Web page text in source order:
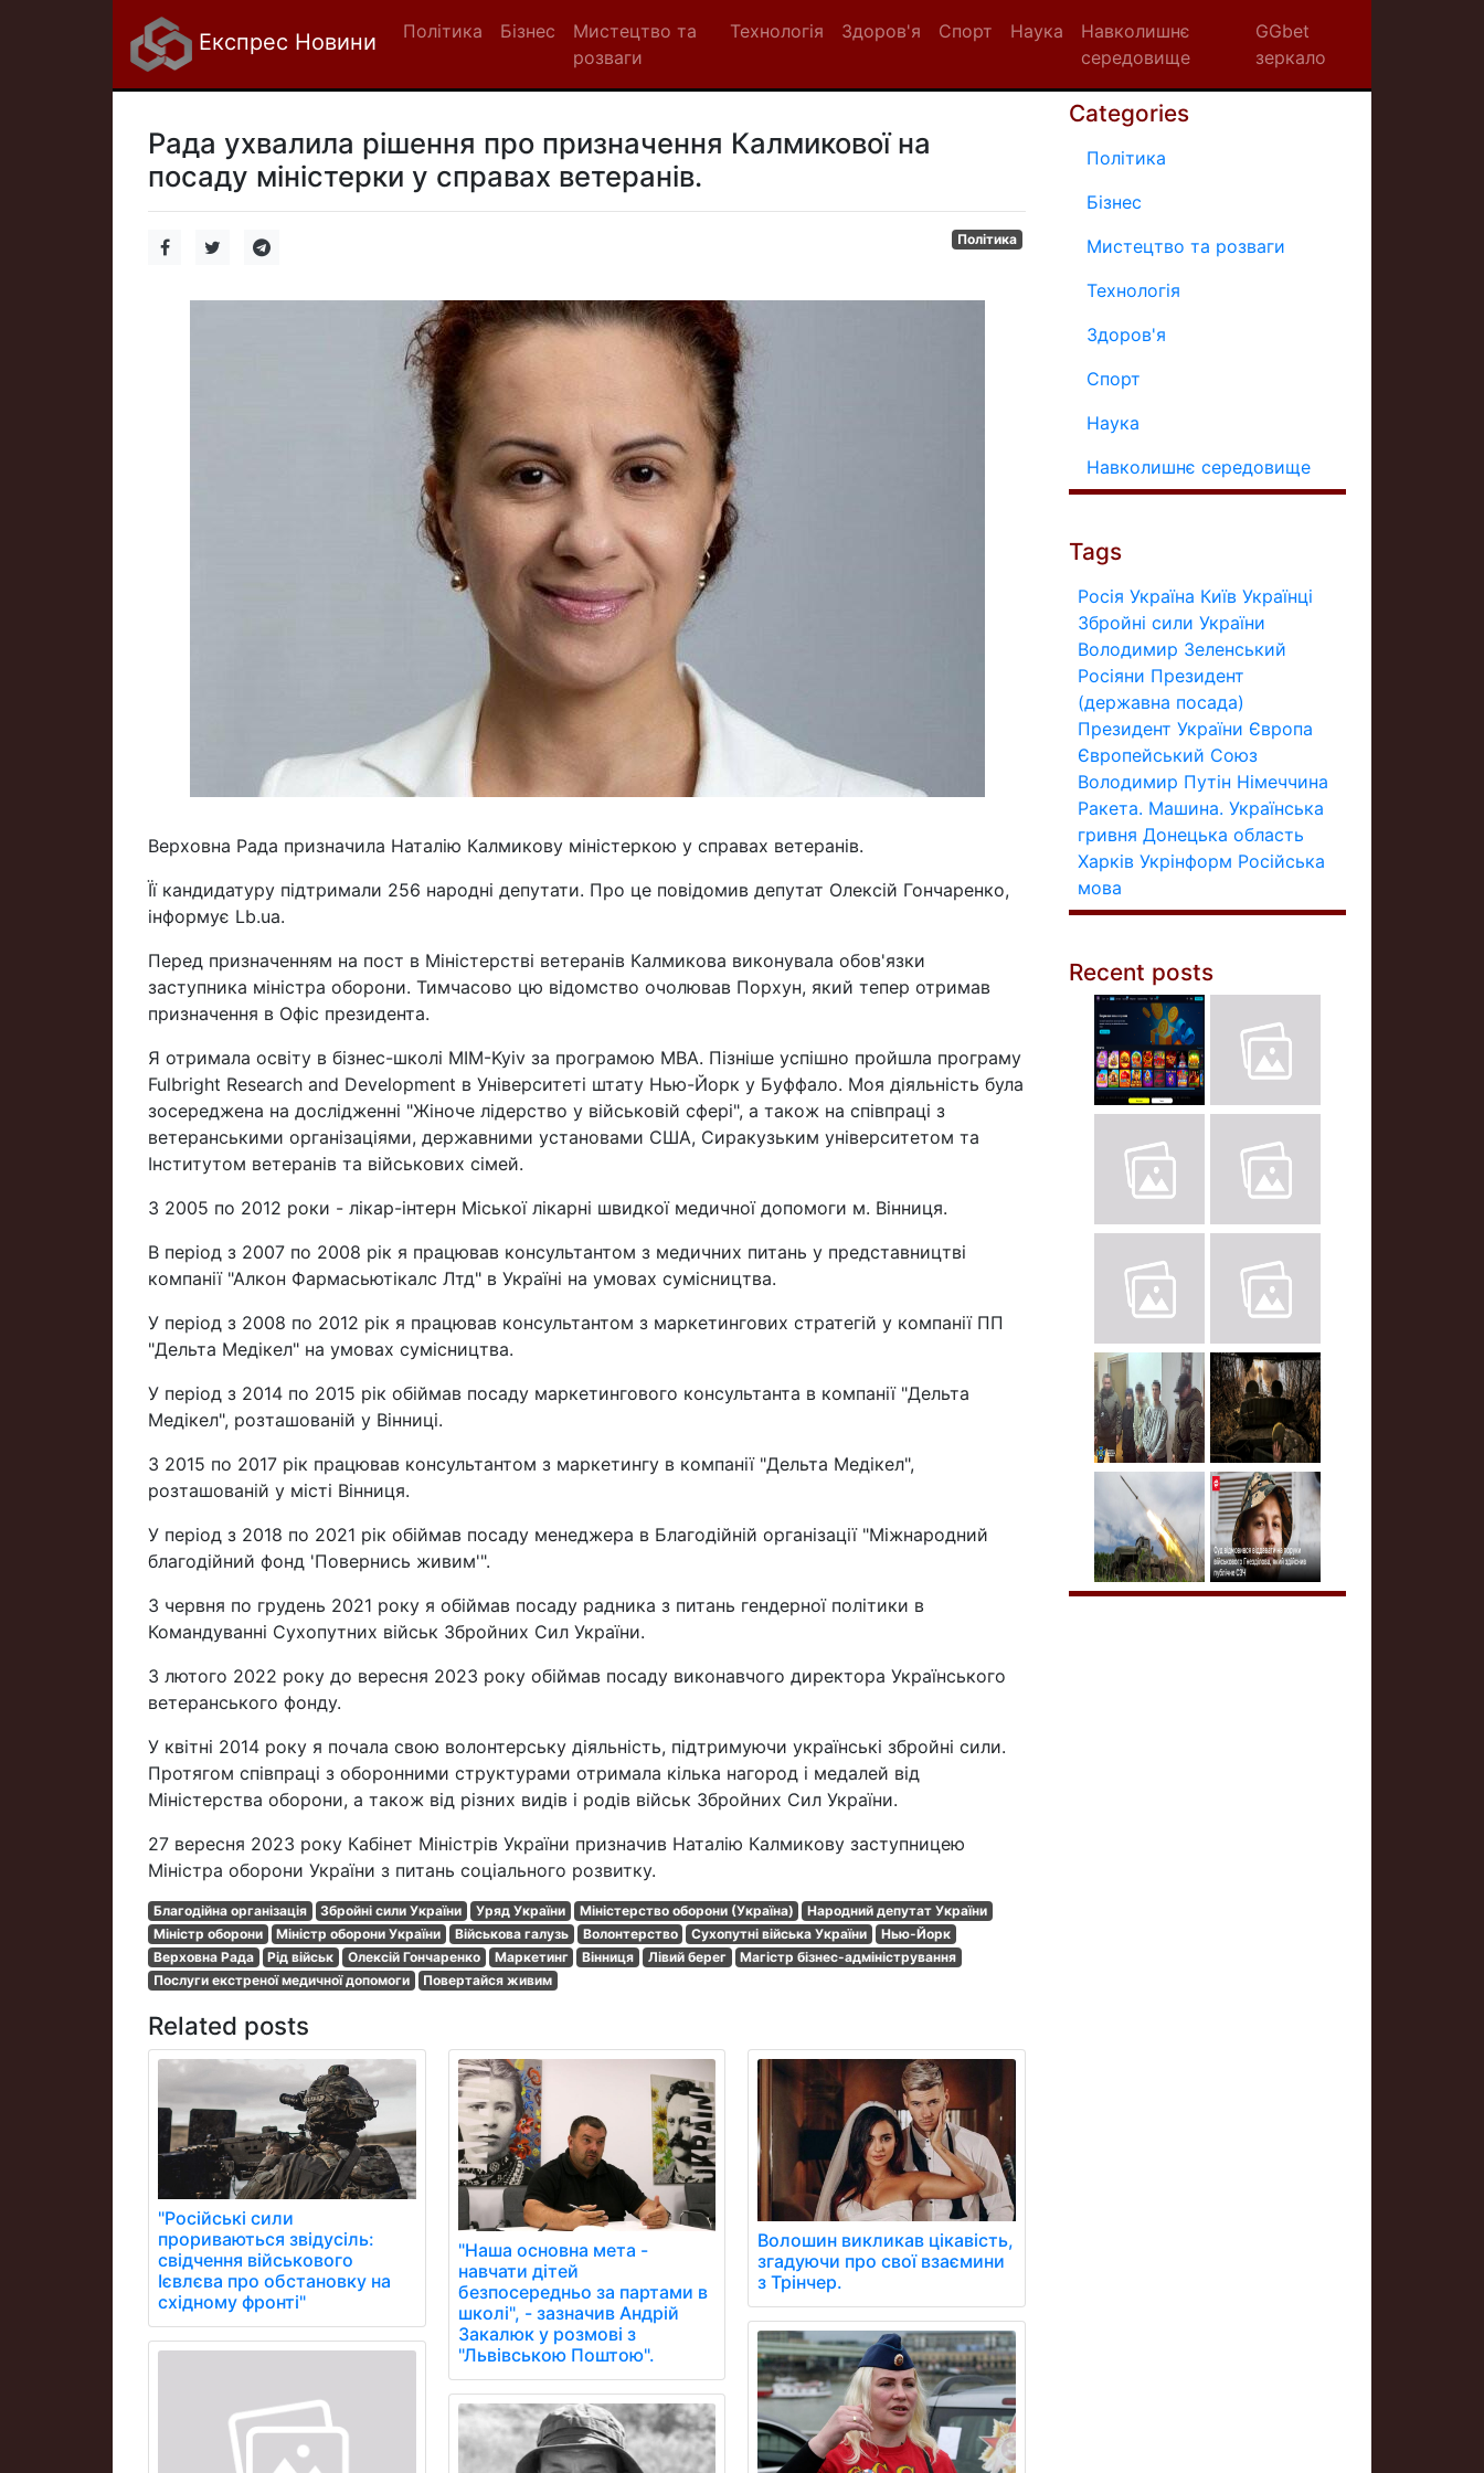
Експрес Новини Політика Бізнес
Мистецтво та
розваги
Технологія Здоров'я Спорт Наука
Навколишнє
середовище
GGbet
зеркало
Рада ухвалила рішення про призначення Калмикової на
посаду міністерки у справах ветеранів.
Політика
Верховна Рада призначила Наталію Калмикову міністеркою у справах ветеранів.
Її кандидатуру підтримали 256 народні депутати. Про це повідомив депутат Олексій Гончаренко,
інформує Lb.ua.
Перед призначенням на пост в Міністерстві ветеранів Калмикова виконувала обов'язки
заступника міністра оборони. Тимчасово цю відомство очолював Порхун, який тепер отримав
призначення в Офіс президента.
Я отримала освіту в бізнес-школі MIM-Kyiv за програмою MBA. Пізніше успішно пройшла програму
Fulbright Research and Development в Університеті штату Нью-Йорк у Буффало. Моя діяльність була
зосереджена на дослідженні "Жіноче лідерство у військовій сфері", а також на співпраці з
ветеранськими організаціями, державними установами США, Сиракузьким університетом та
Інститутом ветеранів та військових сімей.
З 2005 по 2012 роки - лікар-інтерн Міської лікарні швидкої медичної допомоги м. Вінниця.
В період з 2007 по 2008 рік я працював консультантом з медичних питань у представництві
компанії "Алкон Фармасьютікалс Лтд" в Україні на умовах сумісництва.
У період з 2008 по 2012 рік я працював консультантом з маркетингових стратегій у компанії ПП
"Дельта Медікел" на умовах сумісництва.
У період з 2014 по 2015 рік обіймав посаду маркетингового консультанта в компанії "Дельта
Медікел", розташованій у Вінниці.
З 2015 по 2017 рік працював консультантом з маркетингу в компанії "Дельта Медікел",
розташованій у місті Вінниця.
У період з 2018 по 2021 рік обіймав посаду менеджера в Благодійній організації "Міжнародний
благодійний фонд 'Повернись живим'".
З червня по грудень 2021 року я обіймав посаду радника з питань гендерної політики в
Командуванні Сухопутних військ Збройних Сил України.
З лютого 2022 року до вересня 2023 року обіймав посаду виконавчого директора Українського
ветеранського фонду.
У квітні 2014 року я почала свою волонтерську діяльність, підтримуючи українські збройні сили.
Протягом співпраці з оборонними структурами отримала кілька нагород і медалей від
Міністерства оборони, а також від різних видів і родів військ Збройних Сил України.
27 вересня 2023 року Кабінет Міністрів України призначив Наталію Калмикову заступницею
Міністра оборони України з питань соціального розвитку.
Благодійна організація Збройні сили України Уряд України Міністерство оборони (Україна)
Народний депутат України
Міністр оборони
Міністр оборони України Військова галузь Волонтерство Сухопутні війська України
Нью-Йорк
Верховна Рада
Рід військ Олексій Гончаренко Маркетинг Вінниця Лівий берег
Магістр бізнес-адміністрування
Послуги екстреної медичної допомоги
Повертайся живим
Related posts
"Російські сили
прориваються звідусіль:
свідчення військового
Ієвлєва про обстановку на
східному фронті"
"Наша основна мета -
навчати дітей
безпосередньо за партами в
школі", - зазначив Андрій
Закалюк у розмові з
"Львівською Поштою".
Волошин викликав цікавість,
згадуючи про свої взаємини
з Трінчер.
Categories
Політика
Бізнес
Мистецтво та розваги
Технологія
Здоров'я
Спорт
Наука
Навколишнє середовище
Tags
Росія Україна Київ Українці
Збройні сили України
Володимир Зеленський
Росіяни Президент
(державна посада)
Президент України Європа
Європейський Союз
Володимир Путін Німеччина
Ракета. Машина. Українська
гривня Донецька область
Харків Укрінформ Російська
мова
Recent posts